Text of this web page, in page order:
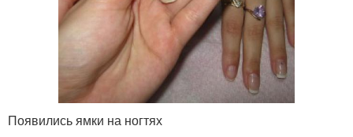
Появились ямки на ногтях